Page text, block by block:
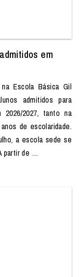
em
Escola Básica Gil
admitidos para
2026/2027, tanto na
de escolaridade.
a escola sede se
partir de …